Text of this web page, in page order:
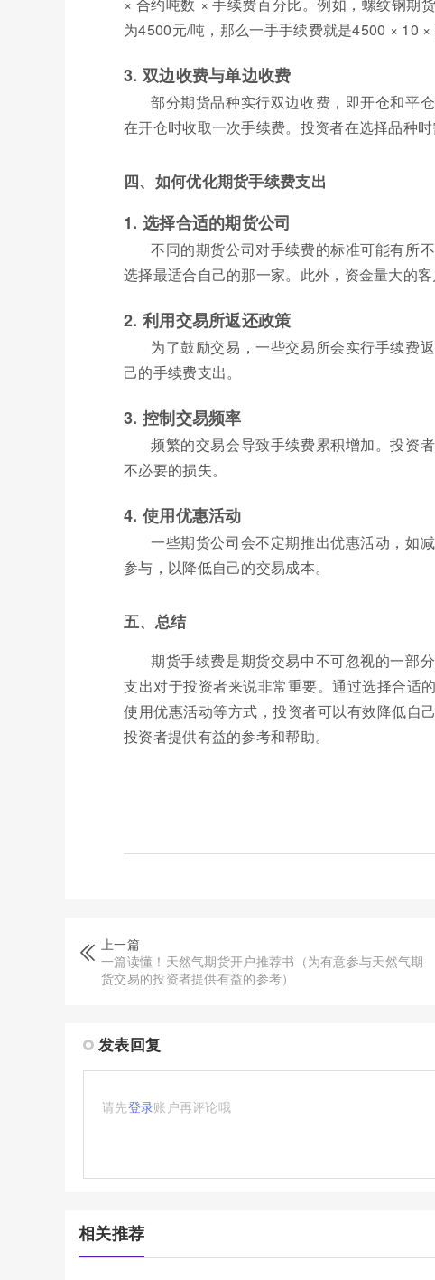
为4500元/吨，那么一手手续费就是4500 × 10 ×
3. 双边收费与单边收费
部分期货品种实行双边收费，即开仓和平
在开仓时收取一次手续费。投资者在选择品种时
四、如何优化期货手续费支出
1. 选择合适的期货公司
不同的期货公司对手续费的标准可能有所
选择最适合自己的那一家。此外，资金量大的
2. 利用交易所返还政策
为了鼓励交易，一些交易所会实行手续费
己的手续费支出。
3. 控制交易频率
频繁的交易会导致手续费累积增加。投资
不必要的损失。
4. 使用优惠活动
一些期货公司会不定期推出优惠活动，如
参与，以降低自己的交易成本。
五、总结
期货手续费是期货交易中不可忽视的一部
支出对于投资者来说非常重要。通过选择合适
使用优惠活动等方式，投资者可以有效降低自
投资者提供有益的参考和帮助。
上一篇
一篇读懂！天然气期货开户推荐书（为有意参与天然气期
货交易的投资者提供有益的参考）
发表回复
请先登录账户再评论哦
相关推荐